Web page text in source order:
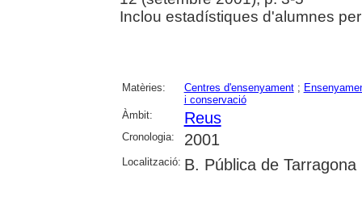
Inclou estadístiques d'alumnes
Matèries: Centres d'ensenyament;
i conservació
Àmbit:
Reus
Cronologia: 2001
Localització: B. Pública de Tarragona